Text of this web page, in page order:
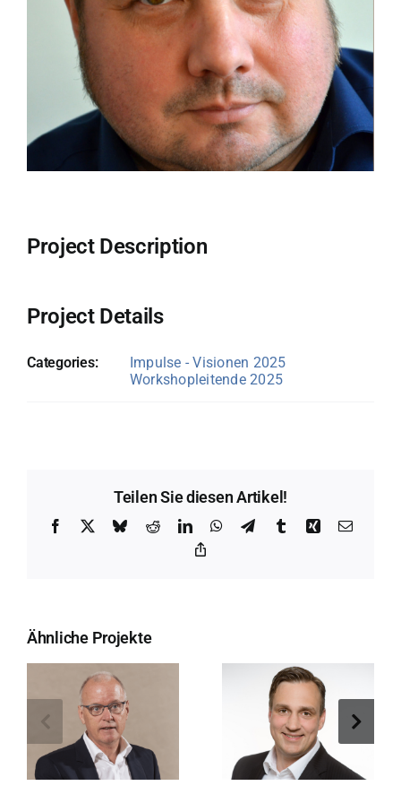
Project Description
Project Details
Categories:
Impulse - Visionen 2025
Workshopleitende 2025
Teilen Sie diesen Artikel!
Facebook BlueskyRedditLinkedInWhatsApp
TelegramTumblrXing E-
Ähnliche Projekte
Björn-Olaf
Asmus
Peter Meißner